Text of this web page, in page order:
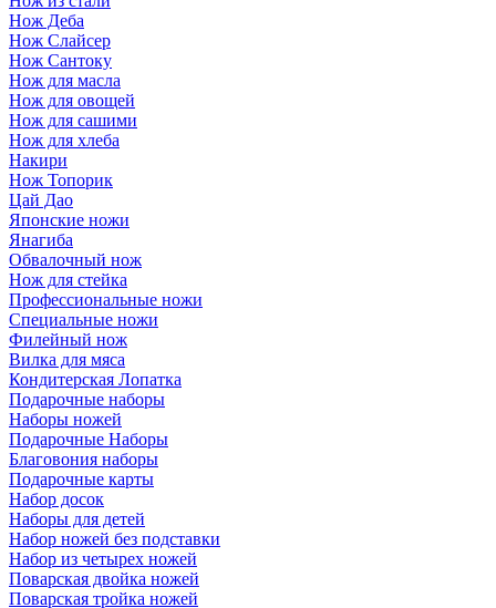
Нож Деба
Нож Слайсер
Нож Сантоку
Нож для масла
Нож для овощей
Нож для сашими
Нож для хлеба
Накири
Нож Топорик
Цай Дао
Японские ножи
Янагиба
Обвалочный нож
Нож для стейка
Профессиональные ножи
Специальные ножи
Филейный нож
Вилка для мяса
Кондитерская Лопатка
Подарочные наборы
Наборы ножей
Подарочные Наборы
Благовония наборы
Подарочные карты
Набор досок
Наборы для детей
Набор ножей без подставки
Набор из четырех ножей
Поварская двойка ножей
Поварская тройка ножей